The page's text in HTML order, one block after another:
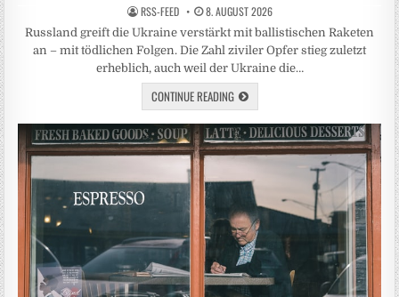
RSS-FEED 8. AUGUST 2026
Russland greift die Ukraine verstärkt mit ballistischen Raketen
an – mit tödlichen Folgen. Die Zahl ziviler Opfer stieg zuletzt
erheblich, auch weil der Ukraine die…
CONTINUE READING